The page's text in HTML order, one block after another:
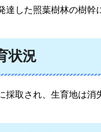
達した照葉樹林の樹幹
状況
採取され、生育地は消